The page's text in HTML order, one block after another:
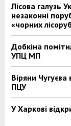
Лісова галузь
незаконні
«чорних
Добкіна
УПЦ МП
Віряни
ПЦУ
У Харкові